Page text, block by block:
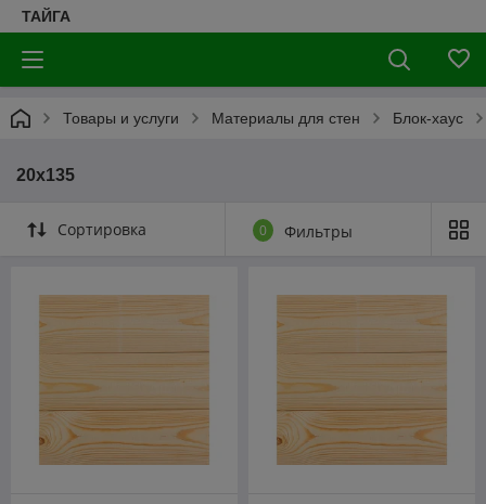
ТАЙГА
Товары и услуги Материалы для стен Блок-хаус
20х135
Сортировка 0 Фильтры